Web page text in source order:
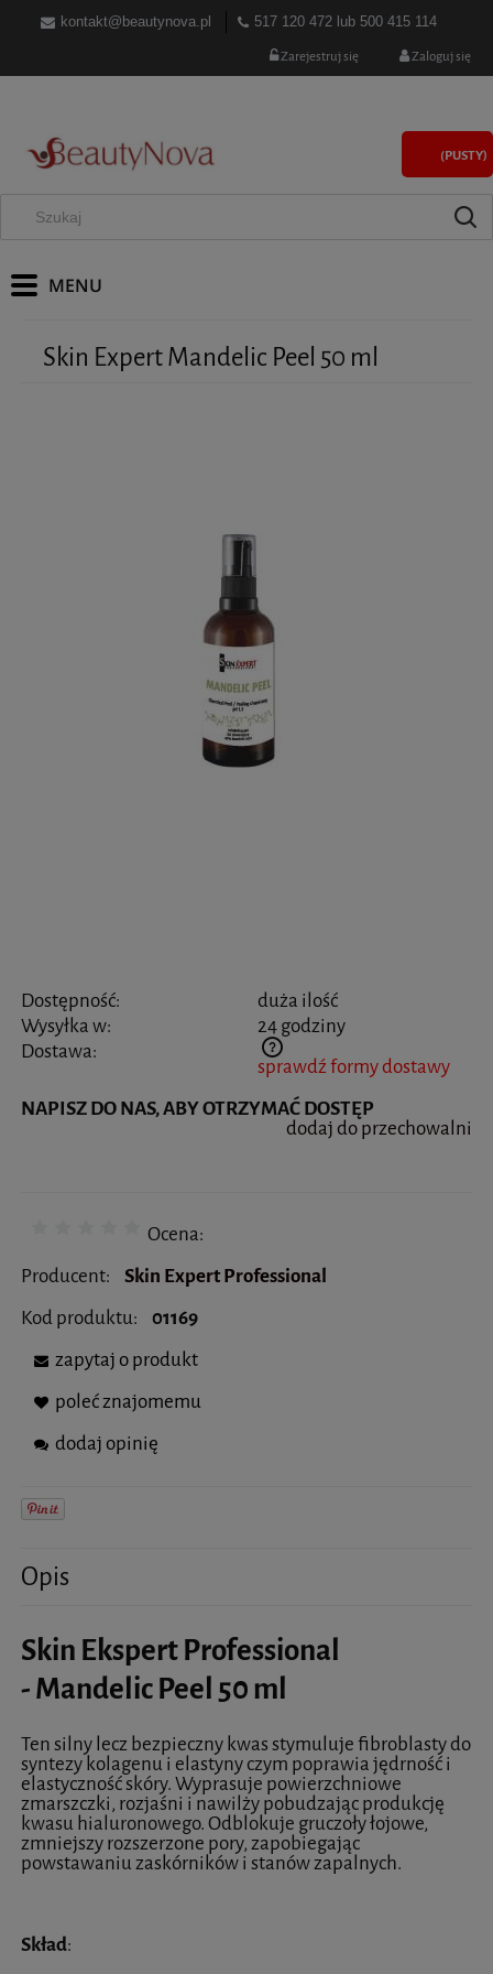
kontakt@beautynova.pl 517 120 472 lub 500 415 114
Zarejestruj się Zaloguj się
(PUSTY)
Skin Expert Mandelic Peel 50 ml
Dostępność:
duża ilość
Wysyłka w:
24 godziny
Dostawa:
Cena nie zawiera ewentualnych kosztów płatnościsprawdź formy dostawy
NAPISZ DO NAS, ABY OTRZYMAĆ DOSTĘP
dodaj do przechowalni
Ocena:
Producent:
Skin Expert Professional
Kod produktu:
01169
zapytaj o produkt
poleć znajomemu
dodaj opinię
Opis
Skin Ekspert Professional
- Mandelic Peel 50 ml
Ten silny lecz bezpieczny kwas stymuluje fibroblasty do
syntezy kolagenu i elastyny czym poprawia jędrność i
elastyczność skóry. Wyprasuje powierzchniowe
zmarszczki, rozjaśni i nawilży pobudzając produkcję
kwasu hialuronowego. Odblokuje gruczoły łojowe,
zmniejszy rozszerzone pory, zapobiegając
powstawaniu zaskórników i stanów zapalnych.
Skład: